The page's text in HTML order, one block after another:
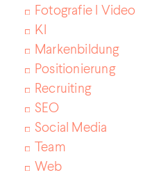
Fotografie I Video
KI
Markenbildung
Positionierung
Recruiting
SEO
Social Media
Team
Web